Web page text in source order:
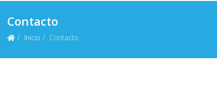
Contacto
Inicio Contacto